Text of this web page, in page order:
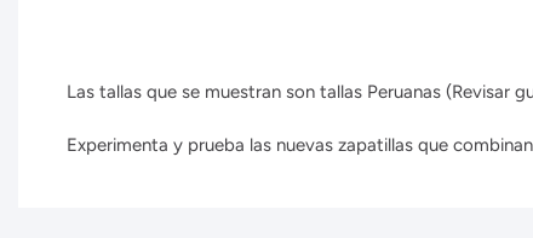
Las tallas que se muestran son tallas Peruanas (Revisar
Experimenta y prueba las nuevas zapatillas que